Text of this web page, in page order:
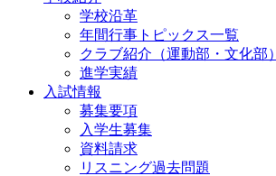
学校沿革
年間行事トピックス一覧
クラブ紹介（運動部・文化部）
進学実績
入試情報
募集要項
入学生募集
資料請求
リスニング過去問題